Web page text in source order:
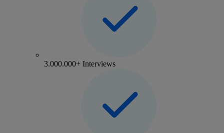
3.000.000+ Interviews